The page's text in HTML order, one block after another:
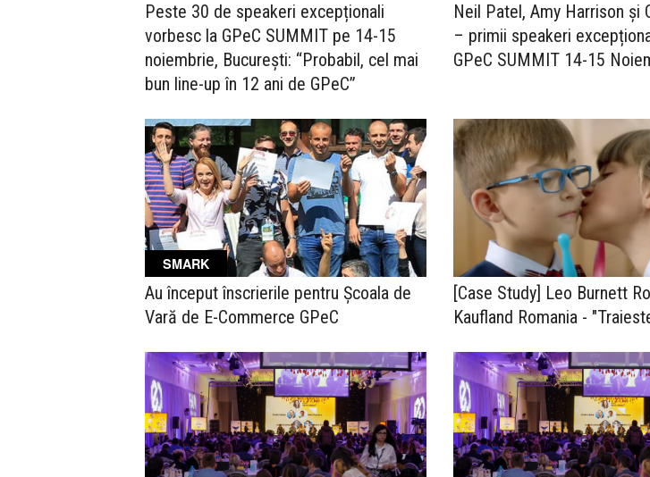
Peste 30 de speakeri excepționali
vorbesc la GPeC SUMMIT pe 14-15
noiembrie, București: “Probabil, cel mai
bun line-up în 12 ani de GPeC”
Neil Patel, Amy Harrison și
– primii speakeri
GPeC SUMMIT 14-15
SMARK
Au început înscrierile pentru Școala de
Vară de E-Commerce GPeC
[Case Study] Leo Burnett
Kaufland Romania -